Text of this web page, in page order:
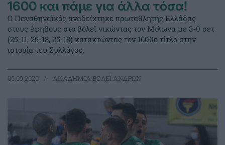
1600 και πάμε για άλλα τόσα!
Ο Παναθηναϊκός αναδείχτηκε πρωταθλητής Ελλάδας
στους έφηβους στο βόλεϊ νικώντας τον Μίλωνα με 3-0 σετ
(25-11, 25-18, 25-18) κατακτώντας τον 1600ο τίτλο στην
ιστορία του Συλλόγου.
06.09.2020 ΑΚΑΔΗΜΙΑ ΒΟΛΕΪ ΑΝΔΡΩΝ